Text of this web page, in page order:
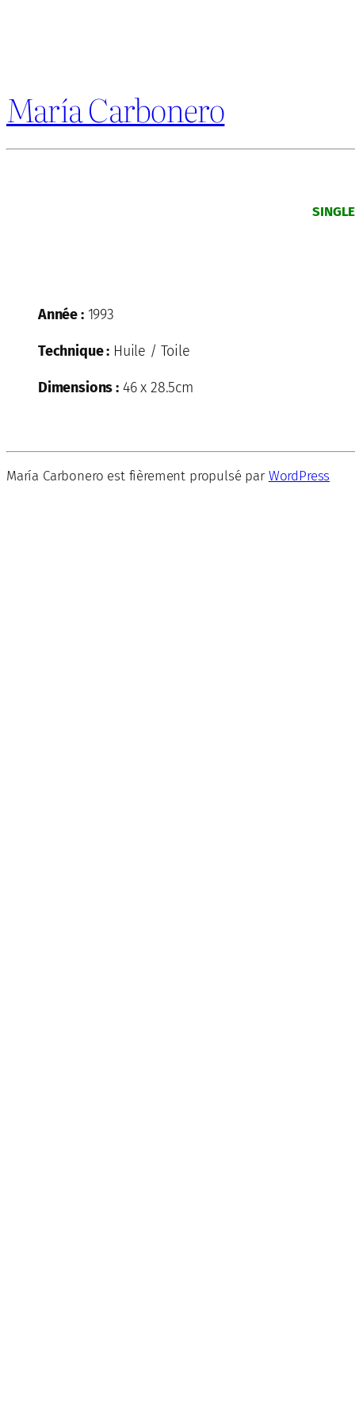
María Carbonero
Année :1993
Technique : Huile / Toile
Dimensions :46 x 28.5cm
María Carbonero est fièrement propulsé par WordPress